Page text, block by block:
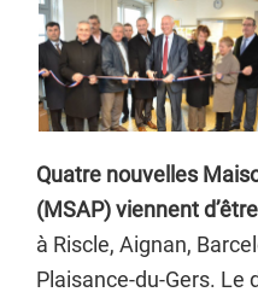
Quatre nouvelles
(MSAP) viennent
à Riscle, Aignan,
Plaisance-du-Gers. Le